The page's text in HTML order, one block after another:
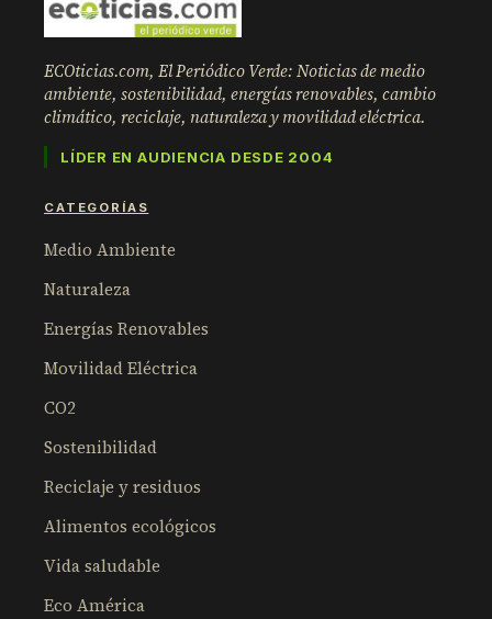
ECOticias.com, El Periódico Verde: Noticias de medio
ambiente, sostenibilidad, energías renovables, cambio
climático, reciclaje, naturaleza y movilidad eléctrica.
LÍDER EN AUDIENCIA DESDE 2004
CATEGORÍAS
Medio Ambiente
Naturaleza
Energías Renovables
Movilidad Eléctrica
CO2
Sostenibilidad
Reciclaje y residuos
Alimentos ecológicos
Vida saludable
Eco América